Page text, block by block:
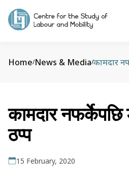
Home/News & Media/
कामदार नफर्केपछि
ठप्प
15 February, 2020